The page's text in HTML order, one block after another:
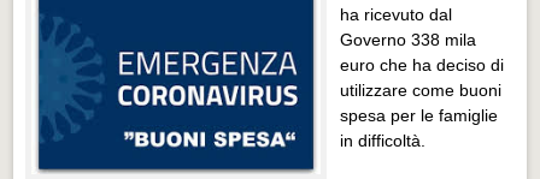
Progetti Realizzati
Progetti Realizzati
EVENTI
EVENTI
ha ricevuto dal
Governo 338 mila
euro che ha deciso di
utilizzare come buoni
spesa per le famiglie
in difficoltà.